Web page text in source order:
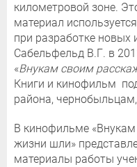
километровой зоне.
материал
при разработке новых
Сабельфельд В.Г. в
«Внукам своим
Книги и кинофильм
района,
В кинофильме
жизни шли»
материалы работы